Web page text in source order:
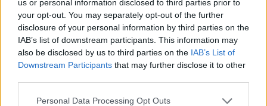
us or personal information disclosed to third parties prior to
your opt-out. You may separately opt-out of the further
disclosure of your personal information by third parties on the
IAB’s list of downstream participants. This information may
also be disclosed by us to third parties on the IAB’s List of
Downstream Participants that may further disclose it to other
Personal Data Processing Opt Outs
Ιταλικά Μ.Μ.Ε κάνουν λόγο για συμφωνία του
ΟΦΗ με τον δεξιό μπακ της Μπάρι, Ντίκμαν
11:00
GOSSIP - LIFESTYLE
Παπαμιχαήλ: Ξεκαθαρίζει τι εννοούσε με την
«απαγόρευση» της χρήσης φωτογραφιών της
ΠΕΡΙΣΣΟΤΕΡΑ